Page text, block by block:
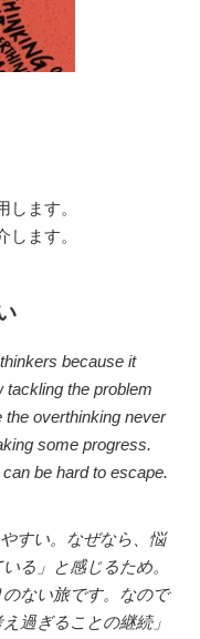
します。
します。
because it
the problem
overthinking never
some progress.
be hard to escape.
すい。なぜなら、悩
る」と感じるため。
ない旅です。なので
過ぎることの継続」